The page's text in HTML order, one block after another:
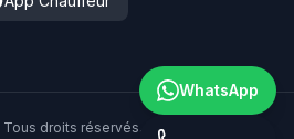
WhatsApp
Tous droits réservés.